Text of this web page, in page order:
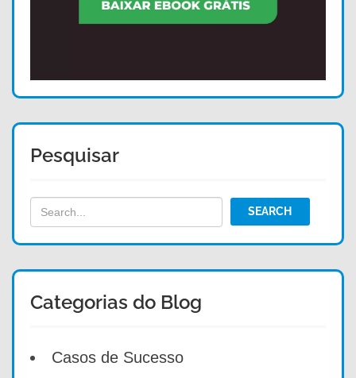
Pesquisar
Categorias do Blog
Casos de Sucesso